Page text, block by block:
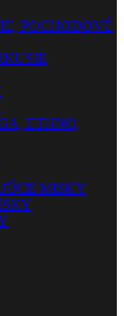
POCHODOVÉ
ETHNO,
MISKY